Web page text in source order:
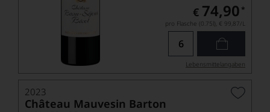
€ 74,90 *
pro Flasche (0.75l), € 99,87/L
Lebensmittel­angaben
2023
Château Mauvesin Barton